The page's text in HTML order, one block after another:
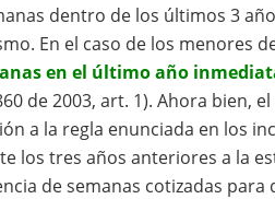
dentro de los últimos 3
En el caso de los menores
en el último año
de 2003, art. 1). Ahora bien,
a la regla enunciada en los
los tres años anteriores a la
de semanas cotizadas